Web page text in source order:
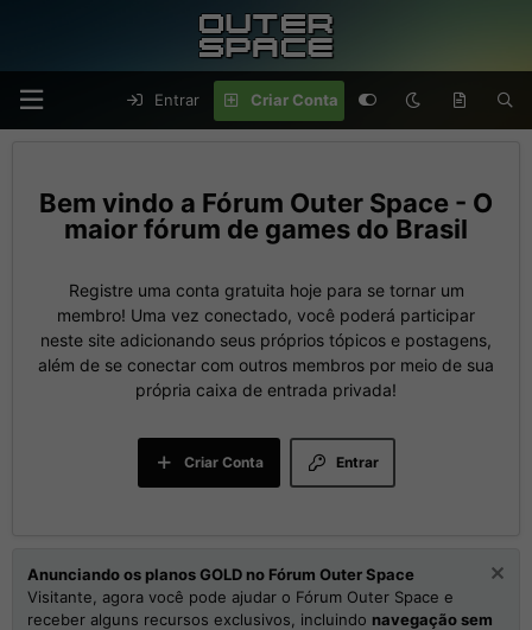
Entrar Criar Conta
Fórum Outer Space - O
maior fórum de games do Brasil
Registre uma conta gratuita hoje para se tornar um
membro! Uma vez conectado, você poderá participar
neste site adicionando seus próprios tópicos e postagens,
além de se conectar com outros membros por meio de sua
própria caixa de entrada privada!
Entrar
Criar Conta
Anunciando os planos GOLD no Fórum Outer Space
Visitante, agora você pode ajudar o Fórum Outer Space e
receber alguns recursos exclusivos, incluindo navegação sem